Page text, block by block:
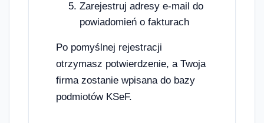
Zarejestruj adresy e-mail do
powiadomień o fakturach
Po pomyślnej rejestracji
otrzymasz potwierdzenie, a Twoja
firma zostanie wpisana do bazy
podmiotów KSeF.